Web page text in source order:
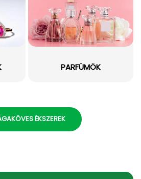
PARFÜMÖK
ÉKSZEREK